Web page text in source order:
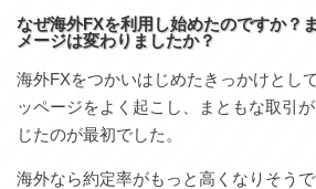
なぜ海外FXを利用し始めたのですか？
メージは変わりましたか？
海外FXをつかいはじめたきっかけとし
ッページをよく起こし、まともな取引
じたのが最初でした。
海外なら約定率がもっと高くなりそう